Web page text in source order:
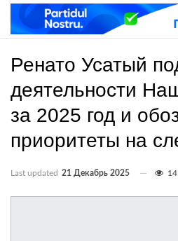
Ренато Усатый
деятельности
за 2025 год и
приоритеты на
Last updated 21 Декабрь 2025 14